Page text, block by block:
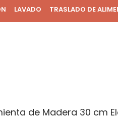
LAVADO TRASLADO DE
de Madera 30 cm